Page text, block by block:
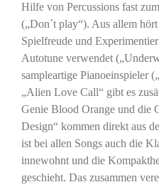
Hilfe von Percussions fast
(„Don´t play“). Aus allem
Spielfreude und
Autotune verwendet
sampleartige Pianoeinspieler
„Alien Love Call“ gibt es
Genie Blood Orange und die
Design“ kommen direkt aus
ist bei allen Songs auch die
innewohnt und die
geschieht. Das zusammen